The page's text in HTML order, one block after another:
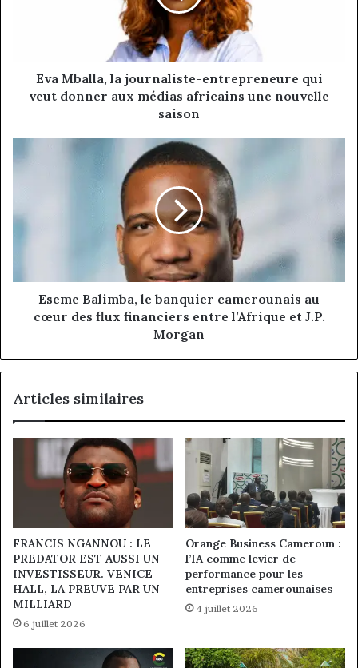
médias
africains
Eva Mballa, la journaliste-entrepreneure qui
veut donner aux médias africains une nouvelle
saison
Balimba,
camerounais
flux
financiers
entre
J.P.
Eseme Balimba, le banquier camerounais au
cœur des flux financiers entre l’Afrique et J.P.
Morgan
Articles similaires
FRANCIS NGANNOU : LE
PREDATOR EST AUSSI UN
INVESTISSEUR. VENICE
HALL, LA PREUVE PAR UN
MILLIARD
6 juillet 2026
Orange Business Cameroun :
l’IA comme levier de
performance pour les
entreprises camerounaises
4 juillet 2026